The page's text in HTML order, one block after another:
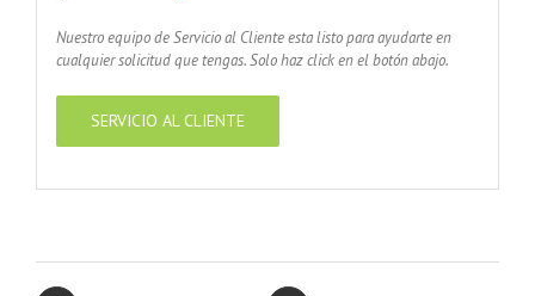
Nuestro equipo de Servicio al Cliente esta listo para ayudarte en
cualquier solicitud que tengas. Solo haz click en el botón abajo.
SERVICIO AL CLIENTE